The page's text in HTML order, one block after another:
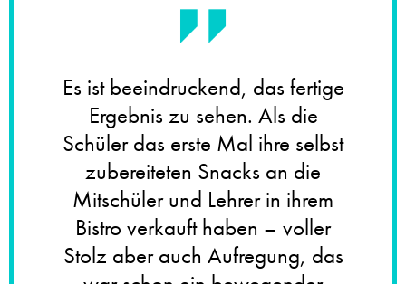
Es ist beeindruckend, das fertige
Ergebnis zu sehen. Als die
Schüler das erste Mal ihre selbst
zubereiteten Snacks an die
Mitschüler und Lehrer in ihrem
Bistro verkauft haben – voller
Stolz aber auch Aufregung, das